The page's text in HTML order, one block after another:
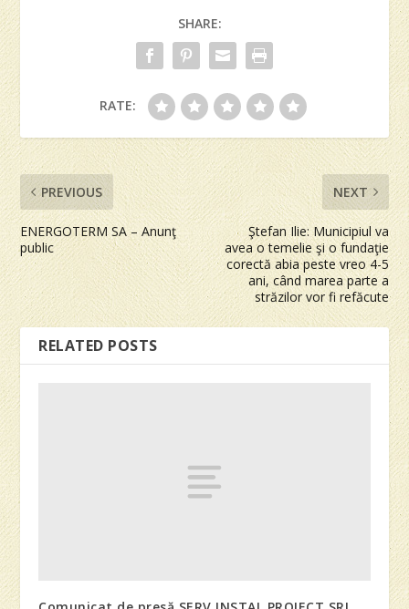
SHARE:
RATE:
PREVIOUS
ENERGOTERM SA – Anunţ
public
NEXT
Ştefan Ilie: Municipiul va
avea o temelie şi o fundaţie
corectă abia peste vreo 4-5
ani, când marea parte a
străzilor vor fi refăcute
RELATED POSTS